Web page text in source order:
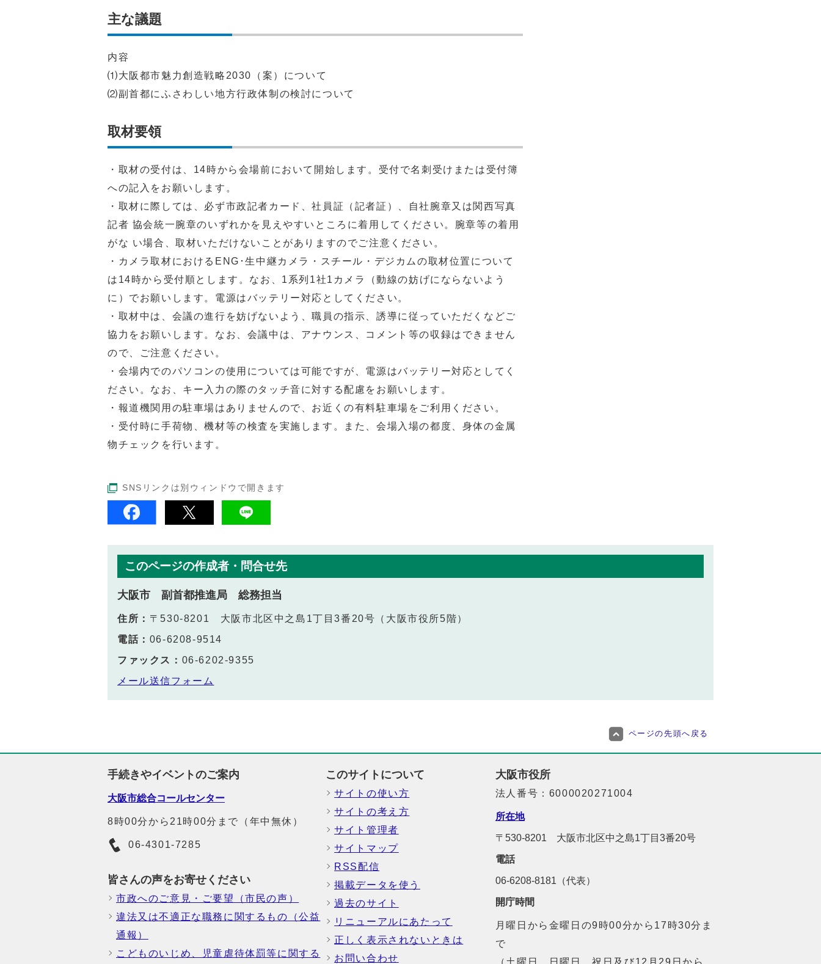
主な議題
内容
⑴大阪都市魅力創造戦略2030（案）について
⑵副首都にふさわしい地方行政体制の検討について
取材要領
・取材の受付は、14時から会場前において開始します。受付で名刺受けまたは受付簿
への記入をお願いします。
・取材に際しては、必ず市政記者カード、社員証（記者証）、自社腕章又は関西写真
記者 協会統一腕章のいずれかを見えやすいところに着用してください。腕章等の着用
がな い場合、取材いただけないことがありますのでご注意ください。
・カメラ取材におけるENG･生中継カメラ・スチール・デジカムの取材位置について
は14時から受付順とします。なお、1系列1社1カメラ（動線の妨げにならないよう
に）でお願いします。電源はバッテリー対応としてください。
・取材中は、会議の進行を妨げないよう、職員の指示、誘導に従っていただくなどご
協力をお願いします。なお、会議中は、アナウンス、コメント等の収録はできません
ので、ご注意ください。
・会場内でのパソコンの使用については可能ですが、電源はバッテリー対応としてく
ださい。なお、キー入力の際のタッチ音に対する配慮をお願いします。
・報道機関用の駐車場はありませんので、お近くの有料駐車場をご利用ください。
・受付時に手荷物、機材等の検査を実施します。また、会場入場の都度、身体の金属
物チェックを行います。
SNSリンクは別ウィンドウで開きます
このページの作成者・問合せ先
大阪市 副首都推進局 総務担当
住所： 〒530-8201 大阪市北区中之島1丁目3番20号（大阪市役所5階）
電話： 06-6208-9514
ファックス： 06-6202-9355
メール送信フォーム
ページの先頭へ戻る
手続きやイベントのご案内
大阪市総合コールセンター
8時00分から21時00分まで（年中無休）
06-4301-7285
皆さんの声をお寄せください
市政へのご意見・ご要望（市民の声）
違法又は不適正な職務に関するもの（公益
通報）
こどものいじめ、児童虐待体罰等に関する
このサイトについて
サイトの使い方
サイトの考え方
サイト管理者
サイトマップ
RSS配信
掲載データを使う
過去のサイト
リニューアルにあたって
正しく表示されないときは
お問い合わせ
大阪市役所
法人番号：6000020271004
所在地
〒530-8201 大阪市北区中之島1丁目3番20号
電話
06-6208-8181（代表）
開庁時間
月曜日から金曜日の9時00分から17時30分ま
で
（土曜日、日曜日、祝日及び12月29日から